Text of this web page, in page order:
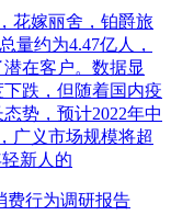
花嫁丽舍，铂爵旅
量约为4.47亿人，
在客户。数据显
跌，但随着国内疫
势，预计2022年中
广义市场规模将超
新人的